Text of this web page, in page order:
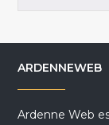
ARDENNEWEB
Ardenne Web